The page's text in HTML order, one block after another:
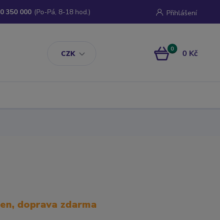
CZK
Přihlášení
350 000 (Po-Pá, 8-18 hod.)
0 0 Kč
doprava zdarma